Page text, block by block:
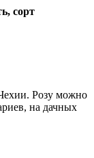
сорт
Розу можно
на дачных